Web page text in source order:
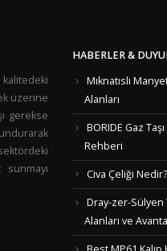
üzerine
gerekse
HABERLER &
Mıknatıslı
Alanları
BORIDE Gaz
Rehberi
Civa Çeliği
Dray-zer-Sülyen
Alanları ve